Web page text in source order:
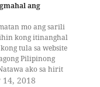
ang
mo ang sarili
kong itinanghal
tula sa website
Pilipinong
ako sa hirit
Sabi mo, kay
2018